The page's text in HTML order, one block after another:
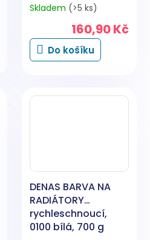
Skladem (>5 ks)
160,90 Kč
Do košíku
DENAS BARVA NA
RADIÁTORY
rychleschnoucí,
0100 bílá, 700 g